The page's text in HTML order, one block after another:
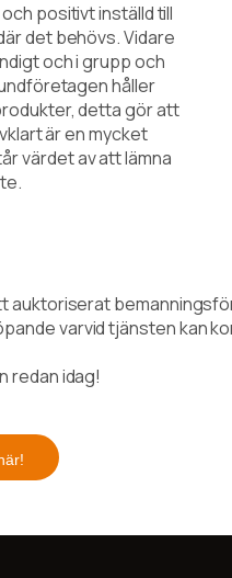
positivt inställd till
det behövs. Vidare
och i grupp och
håller
detta gör att
är en mycket
värdet av att lämna
auktoriserat
varvid tjänsten kan
redan idag!